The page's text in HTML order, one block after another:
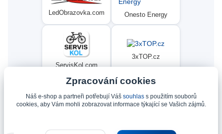
LedObrazovka.com Onesto Energy
ServisKol.com
3xTOP.cz
Condat Ninex.cz
Zpracování cookies
Náš e-shop a partneři potřebují Váš souhlass použitím souborů
cookies, aby Vám mohli zobrazovat informace týkající se Vašich zájmů.